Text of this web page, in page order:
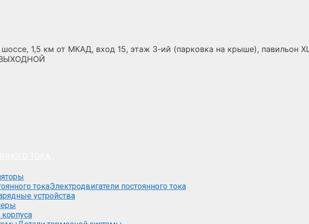
1,5 км от МКАД, вход 15, этаж 3-ий (парковка на крыше), павильон
ВЫХОДНОЙ
Электродвигатели постоянного тока
устройства